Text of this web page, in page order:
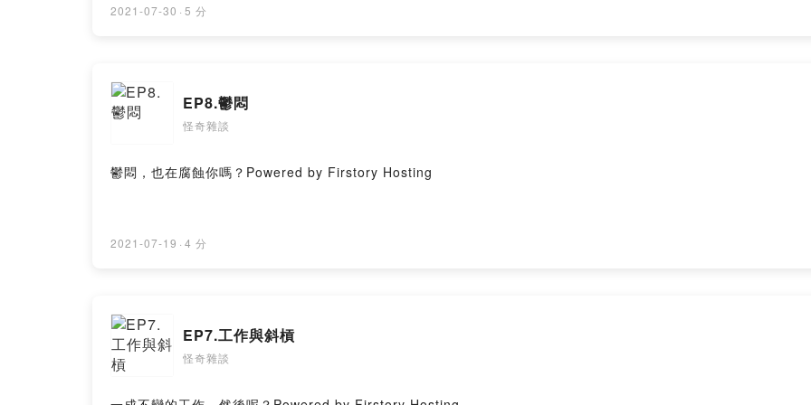
2021-07-30 · 5 分
EP8.鬱悶
怪奇雜談
鬱悶，也在腐蝕你嗎？Powered by Firstory Hosting
2021-07-19 · 4 分
EP7.工作與斜槓
怪奇雜談